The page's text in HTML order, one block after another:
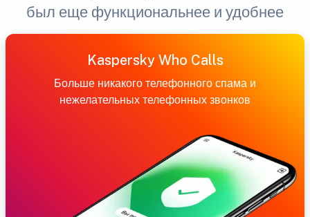
был еще функциональнее и удобнее
Kaspersky Who Calls
Больше никакого телефонного спама и
нежелательных телефонных звонков